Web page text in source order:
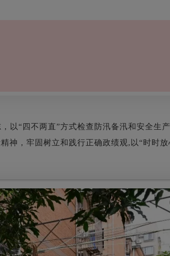
以“四不两直”方式检查防汛备汛和安全生
，牢固树立和践行正确政绩观,以“时时放